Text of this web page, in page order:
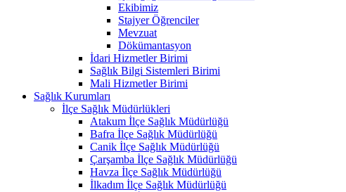
Ekibimiz
Stajyer Öğrenciler
Mevzuat
Dökümantasyon
İdari Hizmetler Birimi
Sağlık Bilgi Sistemleri Birimi
Mali Hizmetler Birimi
Sağlık Kurumları
İlçe Sağlık Müdürlükleri
Atakum İlçe Sağlık Müdürlüğü
Bafra İlçe Sağlık Müdürlüğü
Canik İlçe Sağlık Müdürlüğü
Çarşamba İlçe Sağlık Müdürlüğü
Havza İlçe Sağlık Müdürlüğü
İlkadım İlçe Sağlık Müdürlüğü